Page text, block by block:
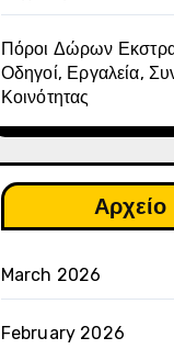
Πόροι Δώρων
Οδηγοί, Εργαλεία,
Κοινότητας
Αρχείο
March 2026
February 2026